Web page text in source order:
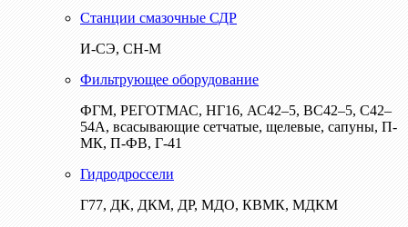
Станции смазочные СДР
И-СЭ, СН-М
Фильтрующее оборудование
ФГМ, РЕГОТМАС, НГ16, АС42–5, ВС42–5, С42–
54А, всасывающие сетчатые, щелевые, сапуны, П-
МК, П-ФВ, Г-41
Гидродроссели
Г77, ДК, ДКМ, ДР, МДО, КВМК, МДКМ